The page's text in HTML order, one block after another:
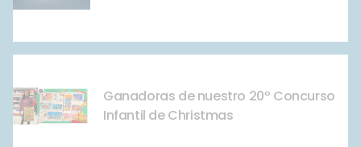
Ganadoras de nuestro 20º Concurso
Infantil de Christmas